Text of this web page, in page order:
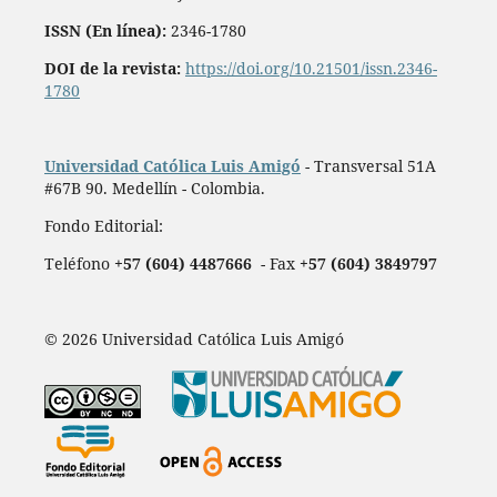
ISSN (En línea): 2346-1780
DOI de la revista: https://doi.org/10.21501/issn.2346-
1780
Universidad Católica Luis Amigó - Transversal 51A
#67B 90. Medellín - Colombia.
Fondo Editorial:
Teléfono +57 (604) 4487666- Fax +57 (604) 3849797
© 2026 Universidad Católica Luis Amigó